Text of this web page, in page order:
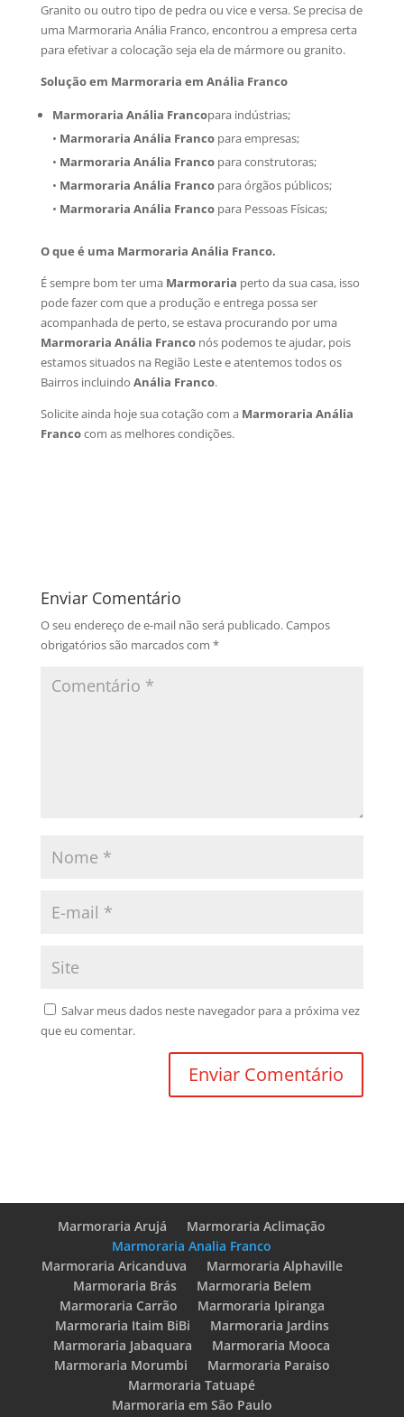
Granito ou outro tipo de pedra ou vice e versa. Se precisa de
uma Marmoraria Anália Franco, encontrou a empresa certa
para efetivar a colocação seja ela de mármore ou granito.
Solução em Marmoraria em Anália Franco
Marmoraria Anália Francopara indústrias;
• Marmoraria Anália Francopara empresas;
• Marmoraria Anália Franco para construtoras;
• Marmoraria Anália Francopara órgãos públicos;
• Marmoraria Anália Franco para Pessoas Físicas;
O que é uma Marmoraria Anália Franco.
É sempre bom ter uma Marmoraria perto da sua casa, isso
pode fazer com que a produção e entrega possa ser
acompanhada de perto, se estava procurando por uma
Marmoraria Anália Franconós podemos te ajudar, pois
estamos situados na Região Leste e atentemos todos os
Bairros incluindo Anália Franco.
Solicite ainda hoje sua cotação com a Marmoraria Anália
Francocom as melhores condições.
Enviar Comentário
O seu endereço de e-mail não será publicado.Campos
obrigatórios são marcados com *
Salvar meus dados neste navegador para a próxima vez
que eu comentar.
Marmoraria Arujá
Marmoraria Aclimação
Marmoraria Analia Franco
Marmoraria Aricanduva
Marmoraria Alphaville
Marmoraria Brás
Marmoraria Belem
Marmoraria Carrão
Marmoraria Ipiranga
Marmoraria Itaim BiBi
Marmoraria Jardins
Marmoraria Jabaquara
Marmoraria Mooca
Marmoraria Morumbi
Marmoraria Paraiso
Marmoraria Tatuapé
Marmoraria em São Paulo